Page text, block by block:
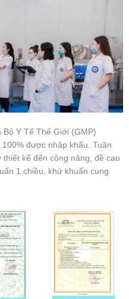
Y Tế Thế Giới (GMP)
được nhập khẩu. Tuân
kế đến công năng, đề cao
1 chiều, khử khuẩn cung